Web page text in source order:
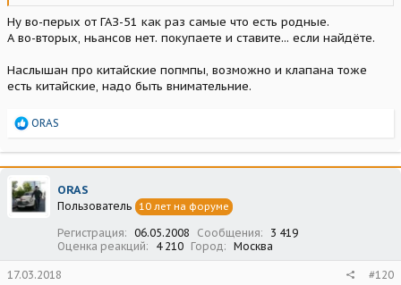
Ну во-перых от ГАЗ-51 как раз самые что есть родные.
А во-вторых, ньансов нет. покупаете и ставите... если найдёте.
Наслышан про китайские попмпы, возможно и клапана тоже
есть китайские, надо быть внимательние.
Р
а
к
ц
и
и
ORAS
ORAS
Пользователь 10 лет на форуме
Регистрация 06.05.2008 Сообщения
3 419
Оценка реакций
4 210 Город Москва
17.03.2018 #120